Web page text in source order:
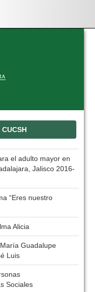
CUCSH
el adulto mayor en
Jalisco 2016-
“Eres nuestro
Alicia
Guadalupe
Luis
Sociales